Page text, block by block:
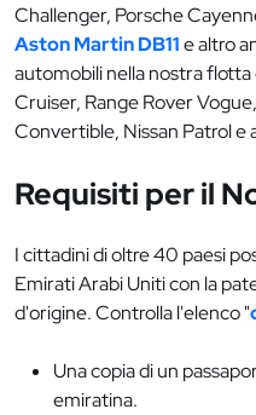
Challenger, Porsche
Aston Martin DB11e altro
automobili nella nostra
Cruiser, Range Rover
Convertible, Nissan Patrol e
Requisiti per il
I cittadini di oltre 40 paesi
Emirati Arabi Uniti con la
d'origine. Controlla l'elenco "
Una copia di un
emiratina.